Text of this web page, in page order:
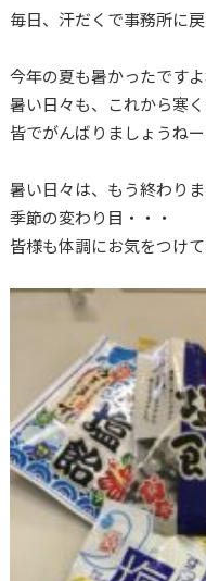
毎日、汗だくで事務所に
今年の夏も暑かったですよ
暑い日々も、これから寒
皆でがんばりましょうね
暑い日々は、もう終わりま
季節の変わり目・・・
皆様も体調にお気をつけ